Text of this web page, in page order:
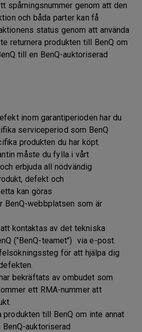
spårningsnummer genom att den
och båda parter kan få
status genom att använda
returnera produkten till BenQ om
till en BenQ-auktoriserad
inom garantiperioden har du
serviceperiod som BenQ
produkten du har köpt.
måste du fylla i vårt
erbjuda all nödvändig
defekt och
kan göras
BenQ-webbplatsen som är
kontaktas av det tekniska
("BenQ-teamet") via e-post.
för att hjälpa dig
bekräftats av ombudet som
ett RMA-nummer att
produkten till BenQ om inte annat
auktoriserad